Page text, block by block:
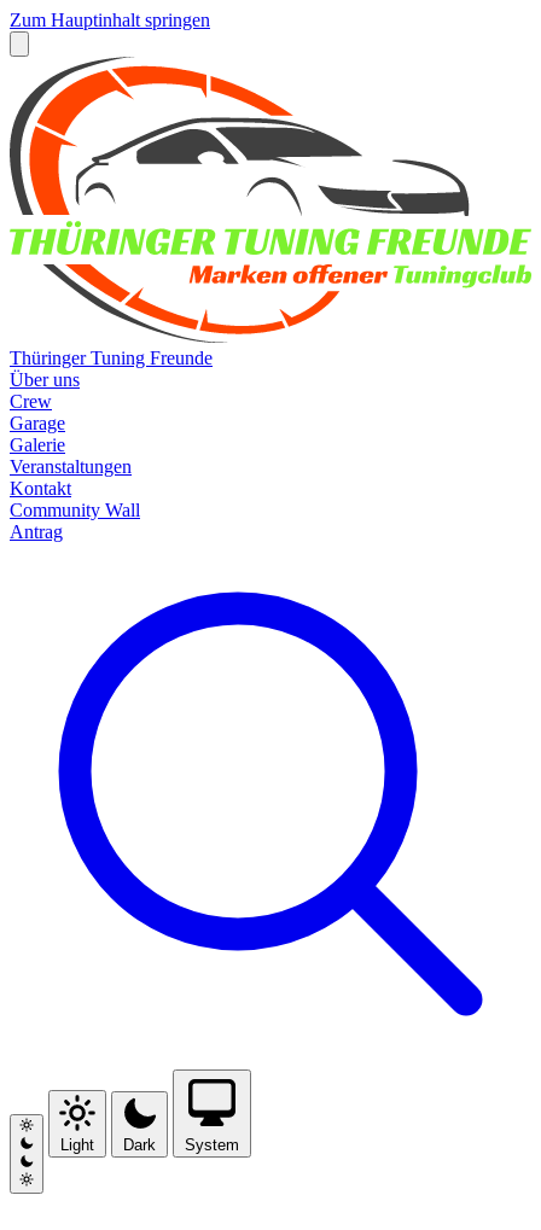
Zum Hauptinhalt springen
Thüringer Tuning Freunde
Über uns
Crew
Garage
Galerie
Veranstaltungen
Kontakt
Community Wall
Antrag
Light Dark System